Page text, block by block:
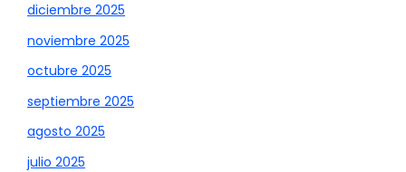
diciembre 2025
noviembre 2025
octubre 2025
septiembre 2025
agosto 2025
julio 2025